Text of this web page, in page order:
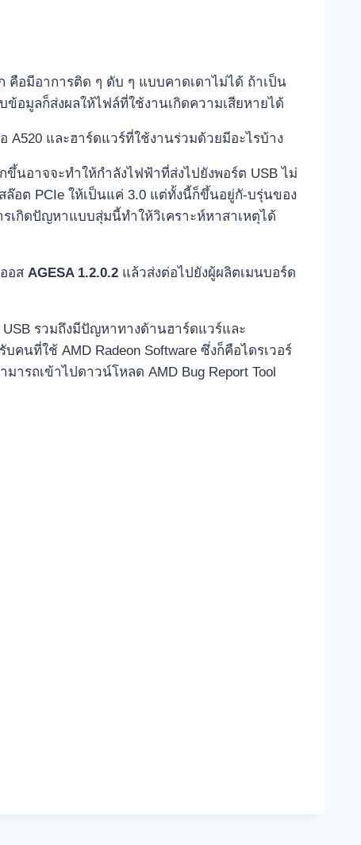
อมีอาการติด ๆ ดับ ๆ แบบคาดเดาไม่ได้ ถ้าเป็น
อมูลก็ส่งผลให้ไฟล์ที่ใช้งานเกิดความเสียหายได้
และฮาร์ดแวร์ที่ใช้งานร่วมด้วยมีอะไรบ้าง
นอาจจะทำให้กำลังไฟฟ้าที่ส่งไปยังพอร์ต USB ไม่
ล๊อต PCIe ให้เป็นแค่ 3.0 แต่ทั้งนี้ก็ขึ้นอยู่กั-บรุ่นของ
เกิดปัญหาแบบสุ่มนี้ทำให้วิเคราะห์หาสาเหตุได้
อส AGESA 1.2.0.2 แล้วส่งต่อไปยังผู้ผลิตเมนบอร์ด
รวมถึงมีปัญหาทางด้านฮาร์ดแวร์และ
คนที่ใช้ AMD Radeon Software ซึ่งก็คือไดรเวอร์
ารถเข้าไปดาวน์โหลด AMD Bug Report Tool